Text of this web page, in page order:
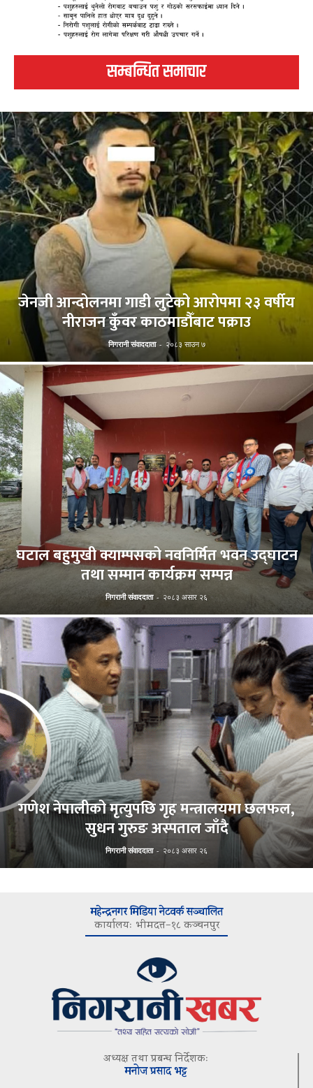
सम्बन्धित समाचार
जेनजी आन्दोलनमा गाडी लुटेको आरोपमा २३ वर्षीय
नीराजन कुँवर काठमाडौँबाट पक्राउ
निगरानी संवाददाता - २०८३ साउन ७
घटाल बहुमुखी क्याम्पसको नवनिर्मित भवन उद्घाटन
तथा सम्मान कार्यक्रम सम्पन्न
निगरानी संवाददाता - २०८३ असार २६
गणेश नेपालीको मृत्युपछि गृह मन्त्रालयमा छलफल,
सुधन गुरुङ अस्पताल जाँदै
निगरानी संवाददाता - २०८३ असार २६
महेन्द्रनगर मिडिया नेटवर्क सञ्चालित
कार्यालयः भीमदत्त–१८ कञ्चनपुर
अध्यक्ष तथा प्रबन्ध निर्देशकः
मनोज प्रसाद भट्ट